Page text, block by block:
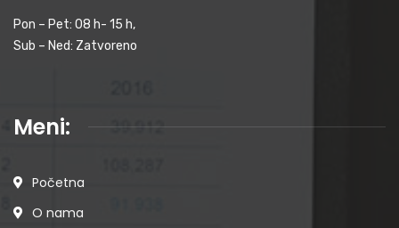
Pon – Pet: 08 h- 15 h,
Sub – Ned: Zatvoreno
Meni:
Početna
O nama